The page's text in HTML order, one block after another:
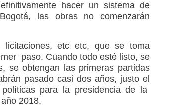
hacer un sistema de
las obras no comenzarán
licitaciones, etc etc, que se toma
paso. Cuando todo esté listo, se
se obtengan las primeras partidas
pasado casi dos años, justo el
para la presidencia de la
2018.